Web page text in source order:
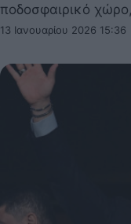
ποδοσφαιρικό
13 Ιανουαρίου 2026 15:36